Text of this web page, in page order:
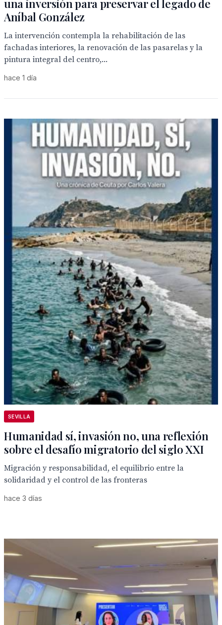
una inversión para preservar el legado de
Aníbal González
La intervención contempla la rehabilitación de las
fachadas interiores, la renovación de las pasarelas y la
pintura integral del centro,...
hace 1 día
SEVILLA
Humanidad sí, invasión no, una reflexión
sobre el desafío migratorio del siglo XXI
Migración y responsabilidad, el equilibrio entre la
solidaridad y el control de las fronteras
hace 3 días